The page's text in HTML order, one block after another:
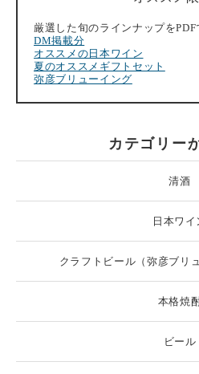
厳選した旬のラインナップをPDF
DM掲載分
オススメの日本ワイン
夏のオススメギフトセット
弥彦ブリューイング
カテゴリー
清酒
日本ワイ
クラフトビール（弥彦ブリ
本格焼
ビール